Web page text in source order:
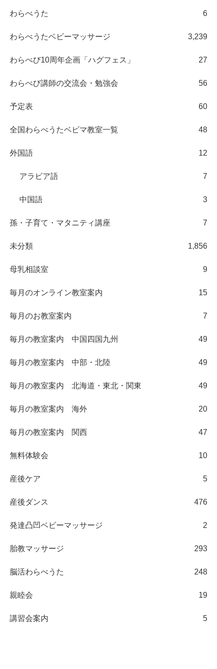
わらべうた 6
わらべうたベビーマッサージ 3,239
わらべび10周年企画「ハグフェス」 27
わらべび講師の交流会・勉強会 56
予定表 60
全国わらべうたベビマ教室一覧 48
外国語 12
アラビア語 7
中国語 3
孫・子育て・マタニティ講座 7
未分類 1,856
母乳相談室 9
毎月のオンライン教室案内 15
毎月のお教室案内 7
毎月の教室案内 中国四国九州 49
毎月の教室案内 中部・北陸 49
毎月の教室案内 北海道・東北・関東 49
毎月の教室案内 海外 20
毎月の教室案内 関西 47
無料体験会 10
産後ケア 5
産後ダンス 476
発達凸凹ベビーマッサージ 2
胎教マッサージ 293
脳活わらべうた 248
親睦会 19
講習会案内 5